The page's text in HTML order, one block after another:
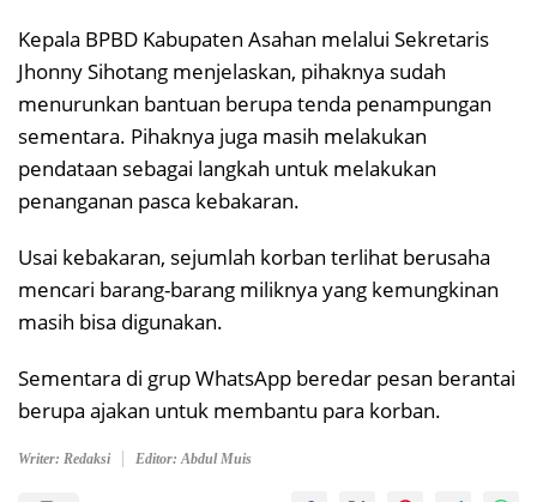
Kepala BPBD Kabupaten Asahan melalui Sekretaris
Jhonny Sihotang menjelaskan, pihaknya sudah
menurunkan bantuan berupa tenda penampungan
sementara. Pihaknya juga masih melakukan
pendataan sebagai langkah untuk melakukan
penanganan pasca kebakaran.
Usai kebakaran, sejumlah korban terlihat berusaha
mencari barang-barang miliknya yang kemungkinan
masih bisa digunakan.
Sementara di grup WhatsApp beredar pesan berantai
berupa ajakan untuk membantu para korban.
Writer: Redaksi Editor: Abdul Muis